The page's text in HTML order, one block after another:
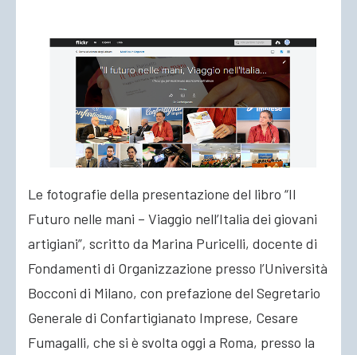
Le fotografie della presentazione del libro “Il
Futuro nelle mani – Viaggio nell’Italia dei giovani
artigiani”, scritto da Marina Puricelli, docente di
Fondamenti di Organizzazione presso l’Università
Bocconi di Milano, con prefazione del Segretario
Generale di Confartigianato Imprese, Cesare
Fumagalli, che si è svolta oggi a Roma, presso la